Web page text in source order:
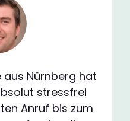
aus Nürnberg hat
stressfrei
Anruf bis zum